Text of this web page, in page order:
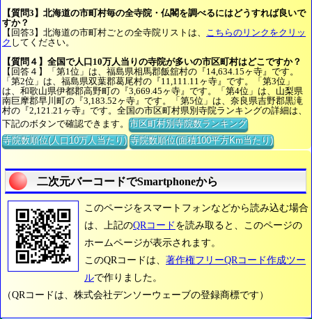
【質問3】北海道の市町村毎の全寺院・仏閣を調べるにはどうすれば良いで
すか？
【回答3】北海道の市町村ごとの全寺院リストは、 こちらのリンクをクリッ
ク してください。
【質問４】全国で人口10万人当りの寺院が多いの市区町村はどこですか？
【回答４】「第1位」は、福島県相馬郡飯舘村の『14,634.15ヶ寺』です。
「第2位」は、福島県双葉郡葛尾村の『11,111.11ヶ寺』です。「第3位」
は、和歌山県伊都郡高野町の『3,669.45ヶ寺』です。「第4位」は、山梨県
南巨摩郡早川町の『3,183.52ヶ寺』です。「第5位」は、奈良県吉野郡黒滝
村の『2,121.21ヶ寺』です。全国の市区町村県別寺院ランキングの詳細は、
下記のボタンで確認できます。市区町村別寺院数ランキング
寺院数順位(人口10万人当たり) 寺院数順位(面積100平方Km当たり)
二次元バーコードでSmartphoneから
このページをスマートフォンなどから読み込む場合
は、上記のQRコード を読み取ると、このページの
ホームページが表示されます。
このQRコードは、 著作権フリーQRコード作成ツー
ルで作りました。
（QRコードは、株式会社デンソーウェーブの登録商標です）